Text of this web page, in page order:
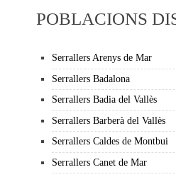
POBLACIONS
Serrallers Arenys de Mar
Serrallers Badalona
Serrallers Badia del Vallès
Serrallers Barberà del Vallès
Serrallers Caldes de Montbui
Serrallers Canet de Mar